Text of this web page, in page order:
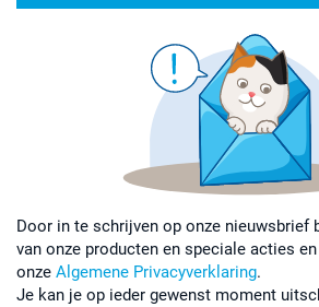
Door in te schrijven op onze nieuwsbrief
van onze producten en speciale acties
onze Algemene Privacyverklaring.
Je kan je op ieder gewenst moment